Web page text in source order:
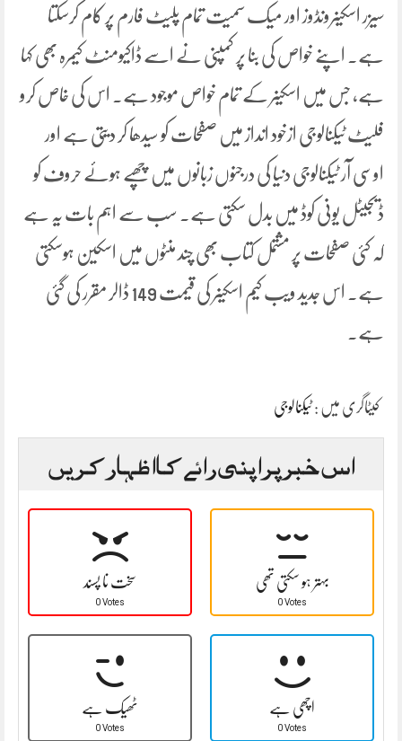
سیزر اسکینرونڈوز اور میک سمیت تمام پلیٹ فارم پر کام کرسکتا
ہے۔ اپنے خواص کی بنا پر کمپنی نے اسے ڈاکیومنٹ کیمرہ بھی کہا
ہے، جس میں اسکینر کے تمام خواص موجود ہے۔ اس کی خاص کرو
فلیٹ ٹیکنالوجی ازخود انداز میں صفحات کو سیدھا کر دیتی ہے اور
اوسی آر ٹیکنالوجی دنیا کی درجنوں زبانوں میں چھپے ہوئے حروف کو
ڈیجیٹل یونی کوڈ میں بدل سکتی ہے۔ سب سے اہم بات یہ ہے
کہ کئی صفحات پر مشتمل کتاب بھی چند منٹوں میں اسکین ہوسکتی
ہے۔ اس جدید ویب کیم اسکینر کی قیمت 149 ڈالر مقرر کی گئی
ہے۔
کیٹاگری میں :ٹیکنالوجی
اس خبر پر اپنی رائے کا اظہار کریں
سخت نا پسند
0 Votes
بہتر ہو سکتی تھی
0 Votes
ٹھیک ہے
0 Votes
اچھی ہے
0 Votes